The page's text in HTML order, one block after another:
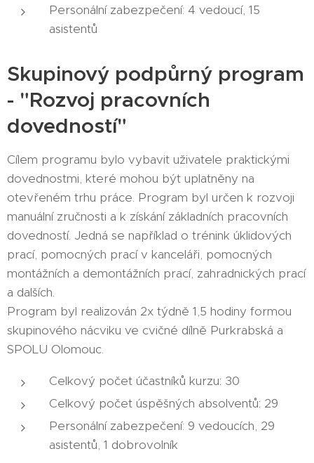
Personální zabezpečení: 4 vedoucí, 15
asistentů
Skupinový podpůrný program
- "Rozvoj pracovních
dovedností"
Cílem programu bylo vybavit uživatele praktickými
dovednostmi, které mohou být uplatněny na
otevřeném trhu práce. Program byl určen k rozvoji
manuální zručnosti a k získání základních pracovních
dovedností. Jedná se například o trénink úklidových
prací, pomocných prací v kanceláři, pomocných
montážních a demontážních prací, zahradnických prací
a dalších.
Program byl realizován 2x týdně 1,5 hodiny formou
skupinového nácviku ve cvičné dílně Purkrabská a
SPOLU Olomouc.
Celkový počet účastníků kurzu: 30
Celkový počet úspěšných absolventů: 29
Personální zabezpečení: 9 vedoucích, 29
asistentů, 1 dobrovolník